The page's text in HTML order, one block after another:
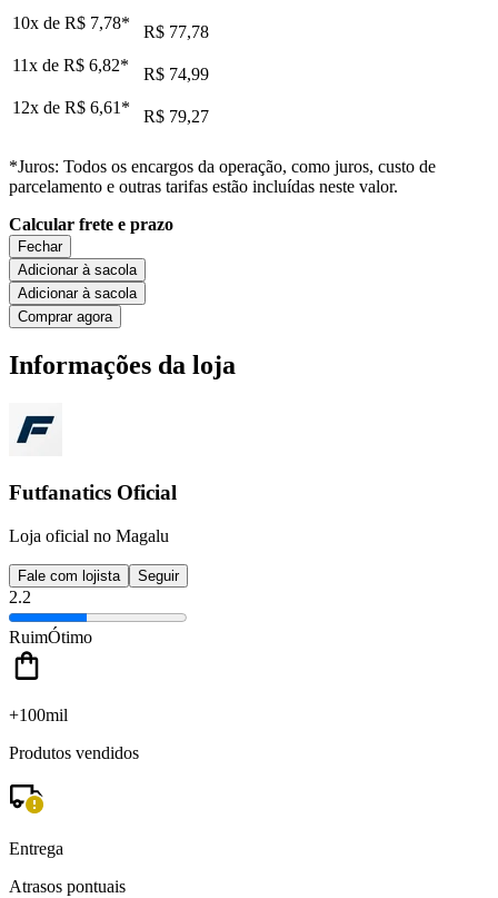
10x de R$ 7,78*
R$ 77,78
11x de R$ 6,82*
R$ 74,99
12x de R$ 6,61 * R$ 79,27
*Juros: Todos os encargos da operação, como juros, custo de
parcelamento e outras tarifas estão incluídas neste valor.
Calcular frete e prazo
Fechar
Adicionar à sacola
Adicionar à sacola
Comprar agora
Informações da loja
Futfanatics Oficial
Loja oficial no Magalu
Fale com lojista Seguir
2.2
RuimÓtimo
+100mil
Produtos vendidos
Entrega
Atrasos pontuais